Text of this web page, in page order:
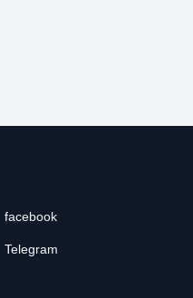
facebook
Telegram